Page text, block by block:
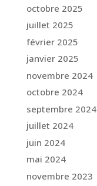
octobre 2025
juillet 2025
février 2025
janvier 2025
novembre 2024
octobre 2024
septembre 2024
juillet 2024
juin 2024
mai 2024
novembre 2023